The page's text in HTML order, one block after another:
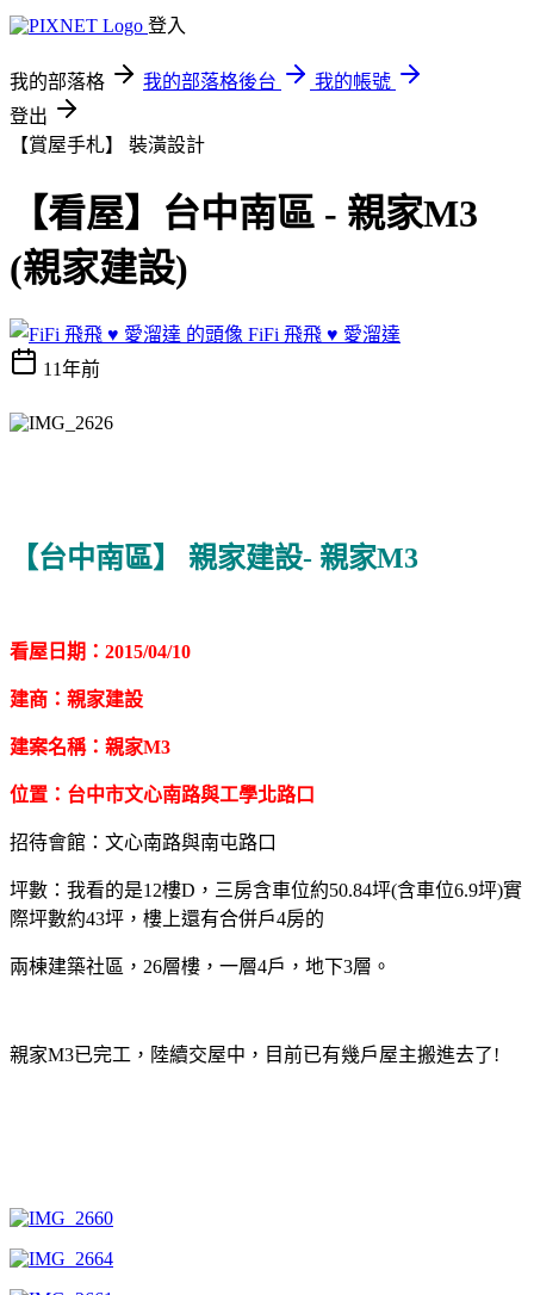
登入
我的部落格 我的部落格後台
我的帳號
登出
【賞屋手札】 裝潢設計
【看屋】台中南區 - 親家M3
(親家建設)
FiFi 飛飛 ♥ 愛溜達
11年前
【台中南區】 親家建設- 親家M3
看屋日期：2015/04/10
建商：親家建設
建案名稱：親家M3
位置：台中市文心南路與工學北路口
招待會館：文心南路與南屯路口
坪數：我看的是12樓D，三房含車位約50.84坪(含車位6.9坪)實
際坪數約43坪，樓上還有合併戶4房的
兩棟建築社區，26層樓，一層4戶，地下3層。
親家M3已完工，陸續交屋中，目前已有幾戶屋主搬進去了!